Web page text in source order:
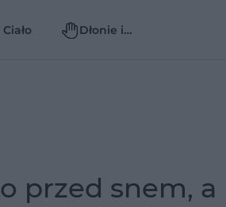
Ciało
Dłonie i
przed snem, a